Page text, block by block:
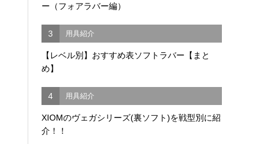
ー（フォアラバー編）
3 用具紹介
【レベル別】おすすめ表ソフトラバー【まと
め】
4 用具紹介
XIOMのヴェガシリーズ(裏ソフト)を戦型別に紹
介！！